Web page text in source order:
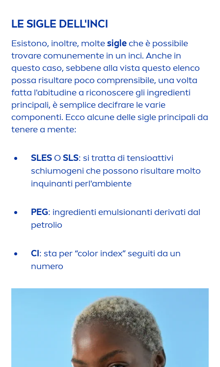
LE SIGLE DELL'INCI
Esistono, inoltre, moltesigleche è possibile
trovare comunemente in un inci. Anche in
questo caso, sebbene alla vista questo elenco
possa risultare poco comprensibile, una volta
fatta l'abitudine a riconoscere gli ingredienti
principali, è semplice decifrare le varie
componenti. Ecco alcune delle sigle principali da
tenere a mente:
SLESOSLS: si tratta di tensioattivi
schiumogeni che possono risultare molto
inquinanti perl'ambiente
PEG: ingredienti emulsionanti derivati dal
petrolio
CI: sta per “color index” seguiti da un
numero